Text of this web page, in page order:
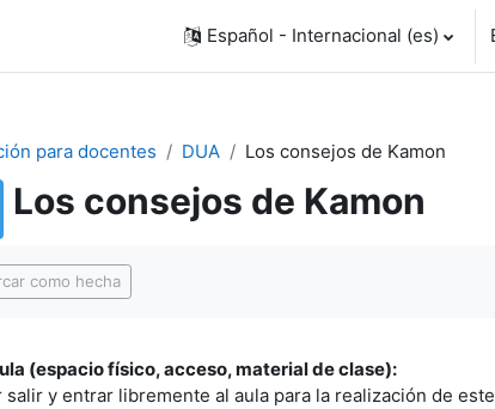
Español - Internacional ‎(es)‎
para docentes
DUA Los consejos de Kamon
Los consejos de Kamon
como hecha
(espacio físico, acceso, material de clase):
salir y entrar libremente al aula para la realización de